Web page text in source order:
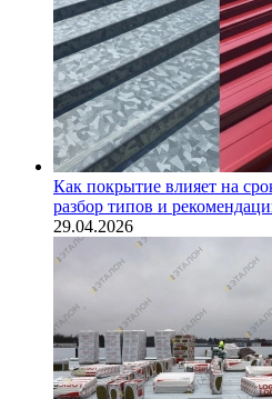
Как покрытие влияет на
разбор типов и
29.04.2026